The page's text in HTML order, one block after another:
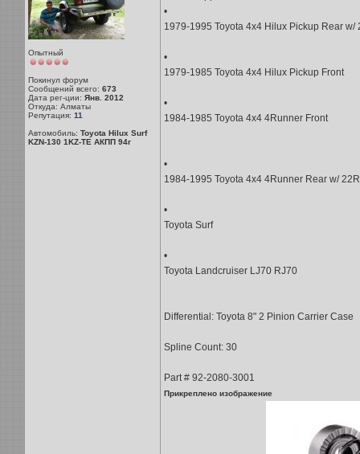
Опытный
Покинул форум
Сообщений всего: 673
Дата рег-ции: Янв. 2012
Откуда: Алматы
Репутация: 11
Автомобиль: Toyota Hilux Surf
KZN-130 1KZ-TE АКПП 94г
•
1979-1995 Toyota 4x4 Hilux Pickup Rear w/
•
1979-1985 Toyota 4x4 Hilux Pickup Front
•
1984-1985 Toyota 4x4 4Runner Front
•
1984-1995 Toyota 4x4 4Runner Rear w/
•
Toyota Surf
•
Toyota Landcruiser LJ70 RJ70
Differential: Toyota 8" 2 Pinion Carrier Case
Spline Count: 30
Part # 92-2080-3001
Прикреплено изображение